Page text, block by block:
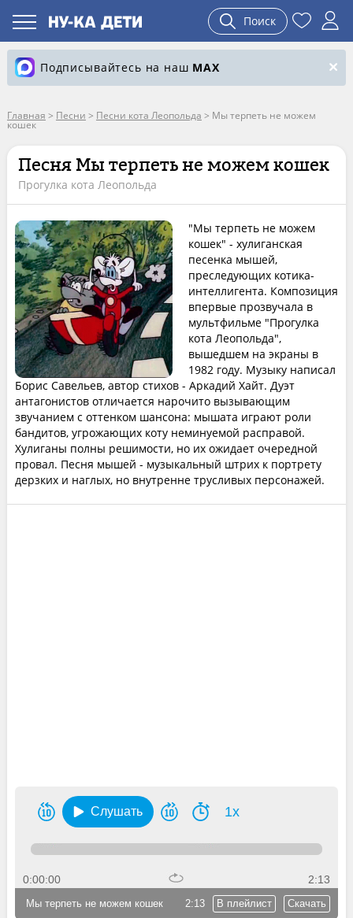
Поиск
Подписывайтесь на наш MAX
Главная > Песни > Песни кота Леопольда > Мы терпеть не можем
кошек
Песня Мы терпеть не можем кошек
Прогулка кота Леопольда
"Мы терпеть не можем
кошек" - хулиганская
песенка мышей,
преследующих котика-
интеллигента. Композиция
впервые прозвучала в
мультфильме "Прогулка
кота Леопольда",
вышедшем на экраны в
1982 году. Музыку написал
Борис Савельев, автор стихов - Аркадий Хайт. Дуэт
антагонистов отличается нарочито вызывающим
звучанием с оттенком шансона: мышата играют роли
бандитов, угрожающих коту неминуемой расправой.
Хулиганы полны решимости, но их ожидает очередной
провал. Песня мышей - музыкальный штрих к портрету
дерзких и наглых, но внутренне трусливых персонажей.
Слушать 1x
0:00:00 2:13
2:13 В плейлист Скачать
Мы терпеть не можем кошек